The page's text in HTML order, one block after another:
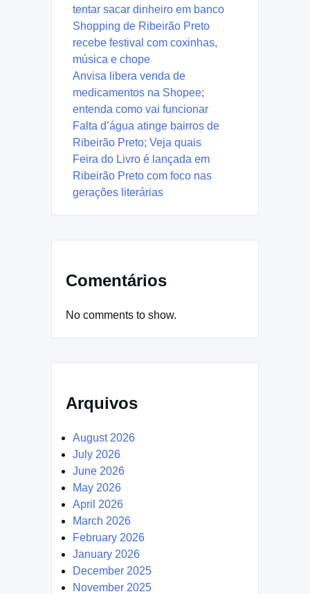
tentar sacar dinheiro em banco
Shopping de Ribeirão Preto
recebe festival com coxinhas,
música e chope
Anvisa libera venda de
medicamentos na Shopee;
entenda como vai funcionar
Falta d’água atinge bairros de
Ribeirão Preto; Veja quais
Feira do Livro é lançada em
Ribeirão Preto com foco nas
gerações literárias
Comentários
No comments to show.
Arquivos
August 2026
July 2026
June 2026
May 2026
April 2026
March 2026
February 2026
January 2026
December 2025
November 2025